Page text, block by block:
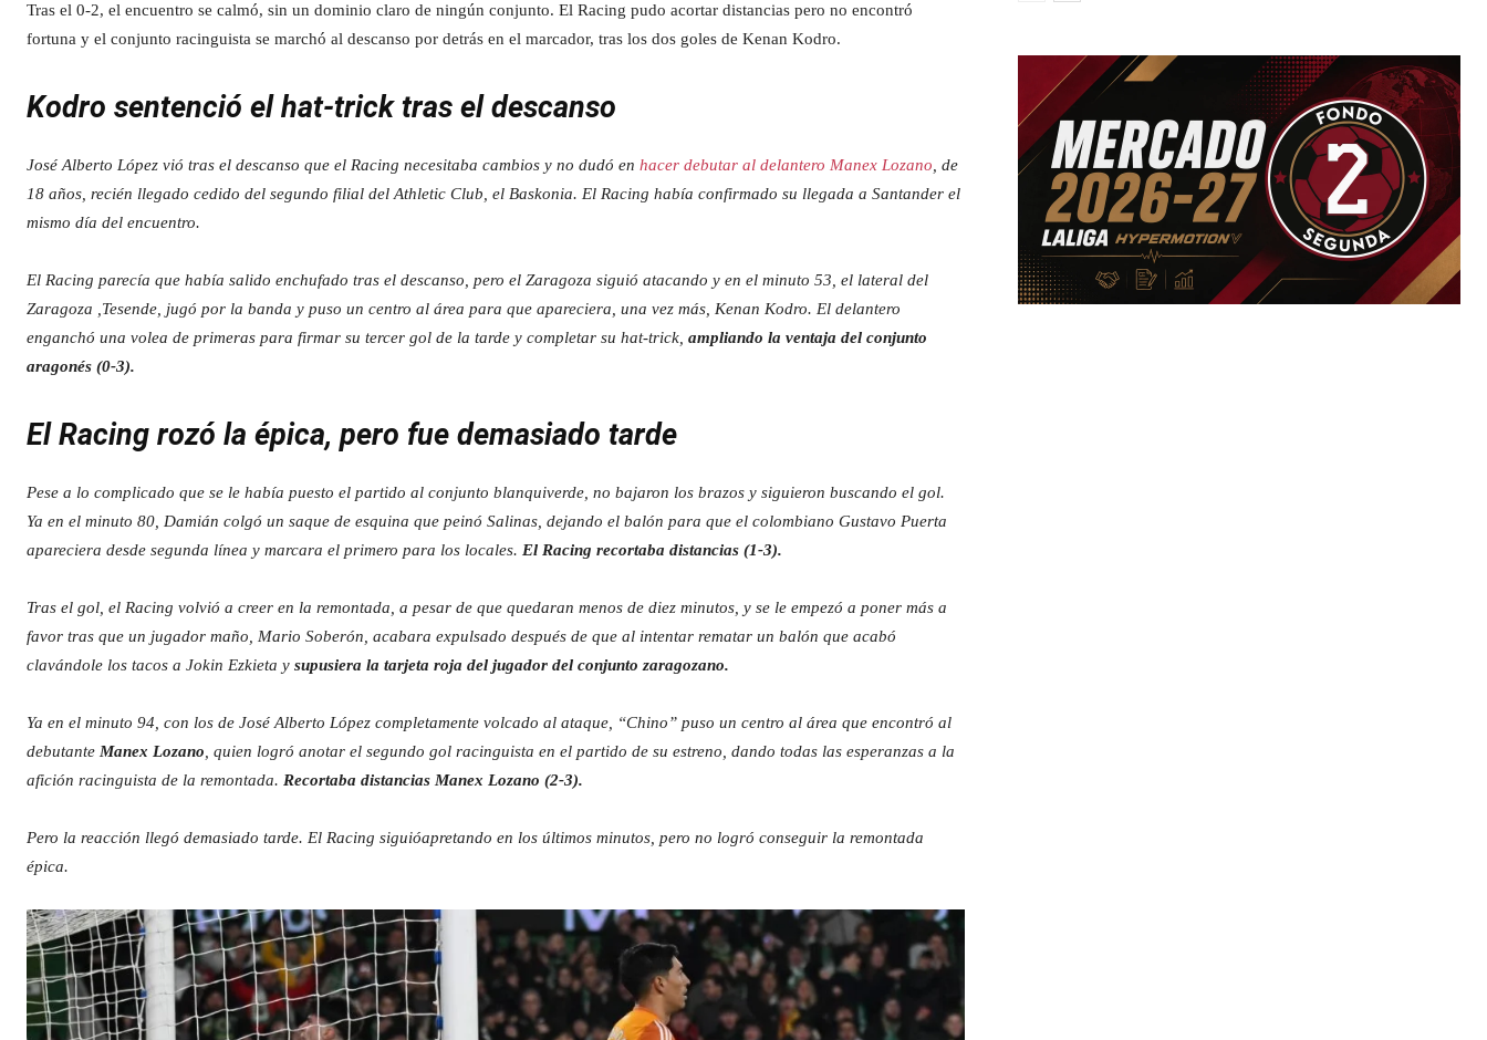
Tras el 0-2, el encuentro se calmó, sin un dominio claro de ningún conjunto. El Racing pudo acortar distancias pero no encontró
fortuna y el conjunto racinguista se marchó al descanso por detrás en el marcador, tras los dos goles de Kenan Kodro.
Kodro sentenció el hat-trick tras el descanso
José Alberto López vió tras el descanso que el Racing necesitaba cambios y no dudó en hacer debutar al delantero Manex Lozano, de
18 años, recién llegado cedido del segundo filial del Athletic Club, el Baskonia. El Racing había confirmado su llegada a Santander el
mismo día del encuentro.
El Racing parecía que había salido enchufado tras el descanso, pero el Zaragoza siguió atacando y en el minuto 53, el lateral del
Zaragoza ,Tesende, jugó por la banda y puso un centro al área para que apareciera, una vez más, Kenan Kodro. El delantero
enganchó una volea de primeras para firmar su tercer gol de la tarde y completar su hat-trick, ampliando la ventaja del conjunto
aragonés (0-3).
El Racing rozó la épica, pero fue demasiado tarde
Pese a lo complicado que se le había puesto el partido al conjunto blanquiverde, no bajaron los brazos y siguieron buscando el gol.
Ya en el minuto 80, Damián colgó un saque de esquina que peinó Salinas, dejando el balón para que el colombiano Gustavo Puerta
apareciera desde segunda línea y marcara el primero para los locales. El Racing recortaba distancias (1-3).
Tras el gol, el Racing volvió a creer en la remontada, a pesar de que quedaran menos de diez minutos, y se le empezó a poner más a
favor tras que un jugador maño, Mario Soberón, acabara expulsado después de que al intentar rematar un balón que acabó
clavándole los tacos a Jokin Ezkieta y supusiera la tarjeta roja del jugador del conjunto zaragozano.
Ya en el minuto 94, con los de José Alberto López completamente volcado al ataque, “Chino” puso un centro al área que encontró al
debutante Manex Lozano, quien logró anotar el segundo gol racinguista en el partido de su estreno, dando todas las esperanzas a la
afición racinguista de la remontada. Recortaba distancias Manex Lozano (2-3).
Pero la reacción llegó demasiado tarde. El Racing siguióapretando en los últimos minutos, pero no logró conseguir la remontada
épica.